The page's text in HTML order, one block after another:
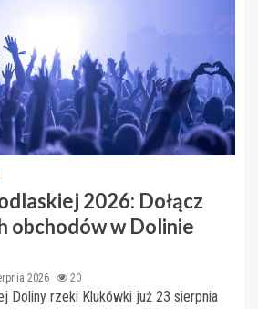
2026: Dołącz
obchodów w Dolinie
2026 20
Doliny rzeki Klukówki już 23 sierpnia